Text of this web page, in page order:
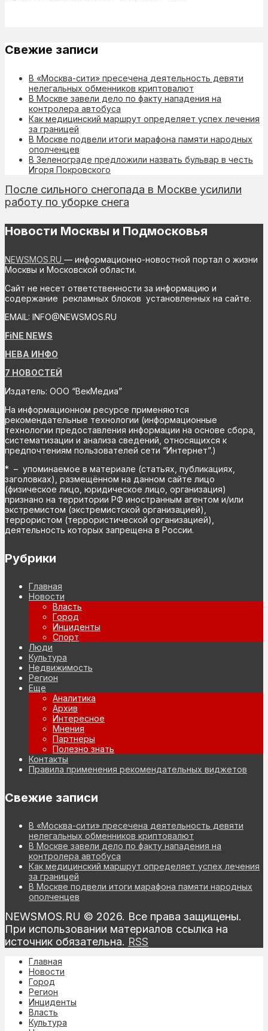
Свежие записи
В «Москва-сити» пресечена деятельность девяти
нелегальных обменников криптовалют
В Москве завели дело по факту нападения на
контролера автобуса
Как медицинский маршрут определяет успех лечения
за границей
В Москве подвели итоги марафона памяти народных
ополченцев
В Зеленограде предложили назвать бульвар в честь
Игоря Покровского
После сильного снегопада в Москве усилили
работу по уборке снега
Новости Москвы и Подмосковья
NEWSMOS.RU — информационно-новостной портал о жизни
Москвы и Московской области.
Сайт не несет ответственности за информацию и
содержание рекламных блоков установленных на сайте.
EMAIL: INFO@NEWSMOS.RU
FiNE NEWS
НЕВА ИНФО
7 НОВОСТЕЙ
Издатель: ООО “ВекМедиа”
На информационном ресурсе применяются
рекомендательные технологии (информационные
технологии предоставления информации на основе сбора,
систематизации и анализа сведений, относящихся к
предпочтениям пользователей сети “Интернет”.)
* – упоминаемое в материале (статьях, публикациях,
заголовках), размещённом на данном сайте лицо
(физическое лицо, юридическое лицо, организация)
признано на территории РФ иностранным агентом и/или
экстремистом (экстремистской организацией),
террористом (террористической организацией),
деятельность которых запрещена в России.
Рубрики
Главная
Новости
Власть
Город
Инциденты
Спорт
Люди
Культура
Недвижимость
Регион
Еще
Аналитика
Архив
Интересное
Мнения
Партнеры
Полезно знать
Контакты
Правила применения рекомендательных виджетов
Свежие записи
В «Москва-сити» пресечена деятельность девяти
нелегальных обменников криптовалют
В Москве завели дело по факту нападения на
контролера автобуса
Как медицинский маршрут определяет успех лечения
за границей
В Москве подвели итоги марафона памяти народных
ополченцев
NEWSMOS.RU © 2026. Все права защищены.
При использовании материалов ссылка на
источник обязательна. RSS
Главная
Новости
Город
Регион
Инциденты
Власть
Культура